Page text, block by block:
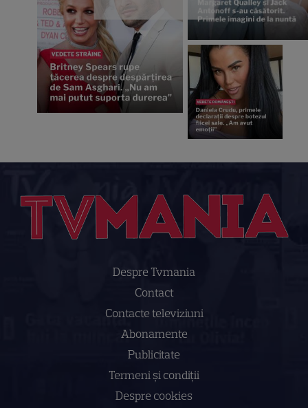
Despre Tvmania
Contact
Contacte televiziuni
Abonamente
Publicitate
Termeni și condiții
Despre cookies